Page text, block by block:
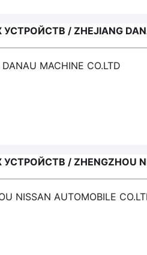
/ ZHEJIANG
MACHINE CO.LTD
/ ZHENGZHOU
NISSAN AUTOMOBILE